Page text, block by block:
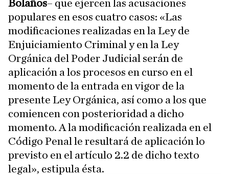
Bolaños– que ejercen las acusaciones
populares en esos cuatro casos: «Las
modificaciones realizadas en la Ley de
Enjuiciamiento Criminal y en la Ley
Orgánica del Poder Judicial serán de
aplicación a los procesos en curso en el
momento de la entrada en vigor de la
presente Ley Orgánica, así como a los que
comiencen con posterioridad a dicho
momento. A la modificación realizada en el
Código Penal le resultará de aplicación lo
previsto en el artículo 2.2 de dicho texto
legal», estipula ésta.